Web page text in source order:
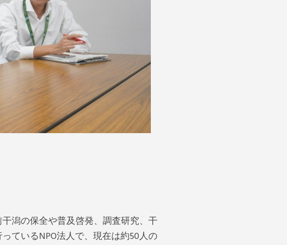
潟の保全や普及啓発、調査研究、干
ているNPO法人で、現在は約50人の